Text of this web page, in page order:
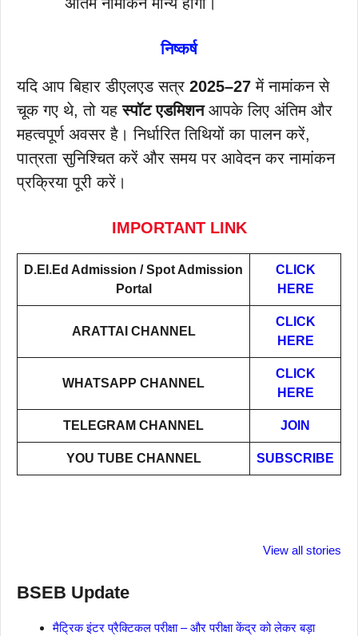
निष्कर्ष
यदि आप बिहार डीएलएड सत्र 2025–27 में नामांकन से
चूक गए थे, तो यहस्पॉट एडमिशनआपके लिए अंतिम और
महत्वपूर्ण अवसर है। निर्धारित तिथियों का पालन करें,
पात्रता सुनिश्चित करें और समय पर आवेदन कर नामांकन
प्रक्रिया पूरी करें।
IMPORTANT LINK
D.El.Ed Admission / Spot Admission
Portal
CLICK
HERE
ARATTAI CHANNEL
CLICK
HERE
WHATSAPP CHANNEL
CLICK
HERE
TELEGRAM CHANNEL JOIN
YOU TUBE CHANNEL SUBSCRIBE
View all stories
पिने के फायदे
BSEB Update
मैट्रिक इंटर प्रैक्टिकल परीक्षा – और परीक्षा केंद्र को लेकर बड़ा